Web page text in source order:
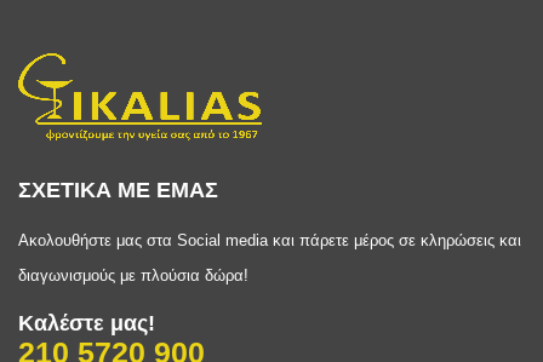
ΣΧΕΤΙΚΑ ΜΕ ΕΜΑΣ
Ακολουθήστε μας στα Social media και πάρετε μέρος σε κληρώσεις και
διαγωνισμούς με πλούσια δώρα!
Καλέστε μας!
210 5720 900